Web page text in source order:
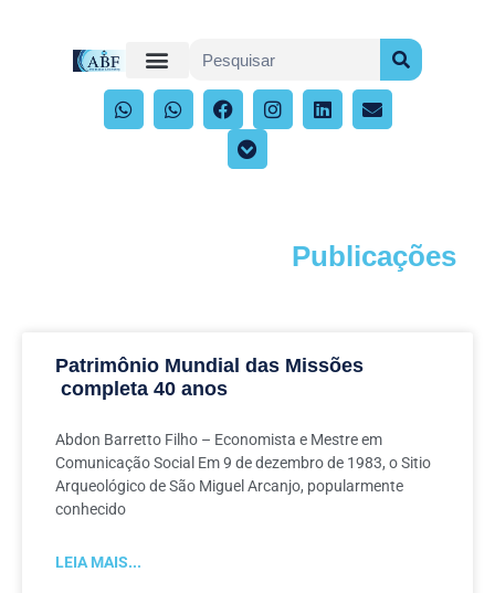
Publicações
Patrimônio Mundial das Missões
completa 40 anos
Abdon Barretto Filho – Economista e Mestre em
Comunicação Social Em 9 de dezembro de 1983, o Sitio
Arqueológico de São Miguel Arcanjo, popularmente
conhecido
LEIA MAIS...